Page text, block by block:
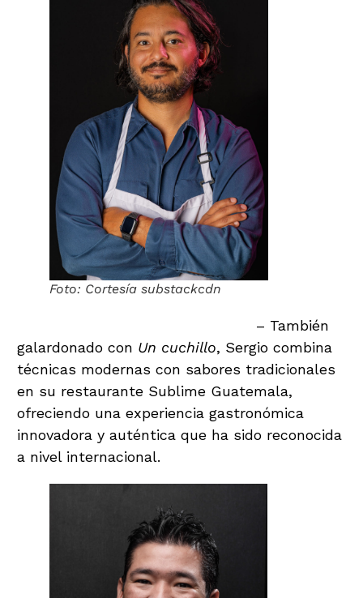
Foto: Cortesía substackcdn
– También
galardonado con Un cuchillo, Sergio combina
técnicas modernas con sabores tradicionales
en su restaurante Sublime Guatemala,
ofreciendo una experiencia gastronómica
innovadora y auténtica que ha sido reconocida
a nivel internacional.